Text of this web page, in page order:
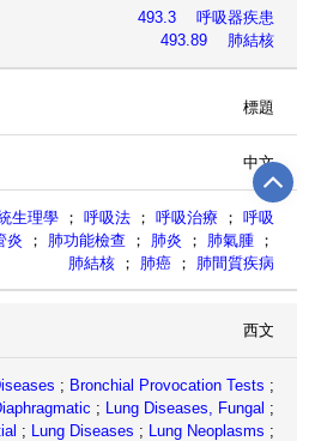
493.3 呼吸器疾患
493.89 肺結核
標題
中文
生理學 ； 呼吸法 ； 呼吸治療 ； 呼吸
炎 ； 肺功能檢查 ； 肺炎 ； 肺氣腫 ；
肺結核 ； 肺癌 ； 肺間質疾病
西文
; Bronchial Provocation Tests ;
; Lung Diseases, Fungal ;
; Lung Diseases ; Lung Neoplasms ;